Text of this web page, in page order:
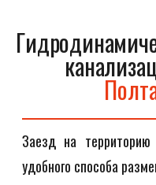
Заезд на
удобного способа